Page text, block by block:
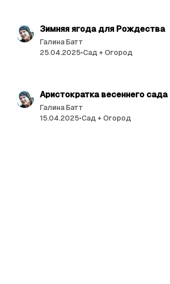
Зимняя ягода для Рождества
Галина Батт
25.04.2025•Сад + Огород
Аристократка весеннего сада
Галина Батт
15.04.2025•Сад + Огород